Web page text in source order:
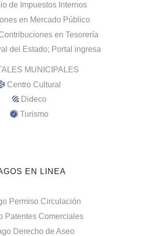
de Impuestos Internos
en Mercado Público
en Tesorería
del Estado; Portal ingresa
MUNICIPALES
Centro Cultural
Dideco
Turismo
EN LINEA
Permiso Circulación
Patentes Comerciales
Derecho de Aseo